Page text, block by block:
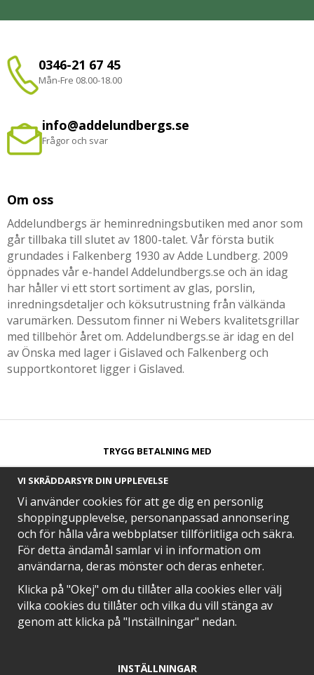
0346-21 67 45
Mån-Fre 08.00-18.00
info@addelundbergs.se
Frågor och svar
Om oss
Addelundbergs är heminredningsbutiken med anor som
går tillbaka till slutet av 1800-talet. Vår första butik
grundades i Falkenberg 1930 av Adde Lundberg. 2009
öppnades vår e-handel Addelundbergs.se och än idag
har håller vi ett stort sortiment av glas, porslin,
inredningsdetaljer och köksutrustning från välkända
varumärken. Dessutom finner ni Webers kvalitetsgrillar
med tillbehör året om. Addelundbergs.se är idag en del
av Önska med lager i Gislaved och Falkenberg och
supportkontoret ligger i Gislaved.
TRYGG BETALNING MED​
SNABB LEVERANS MED
EN DEL AV
VI SKRÄDDARSYR DIN UPPLEVELSE
Vi använder cookies för att ge dig en personlig
shoppingupplevelse, personanpassad annonsering
och för hålla våra webbplatser tillförlitliga och säkra.
För detta ändamål samlar vi in information om
användarna, deras mönster och deras enheter.
Klicka på "Okej" om du tillåter alla cookies eller välj
vilka cookies du tillåter och vilka du vill stänga av
genom att klicka på "Inställningar" nedan.
INSTÄLLNINGAR